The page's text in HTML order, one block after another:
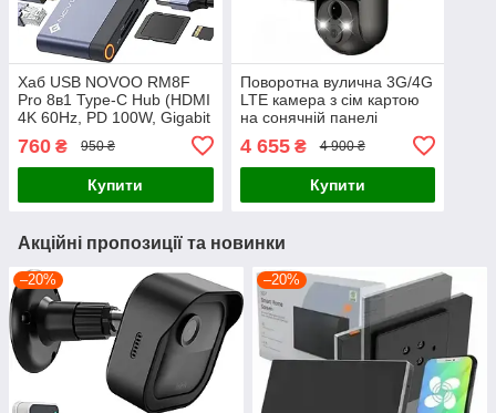
Хаб USB NOVOO RM8F
Pro 8в1 Type-C Hub (HDMI
4K 60Hz, PD 100W, Gigabit
Ethernet, USB 3.2) — Док-
станція
760 ₴ 950 ₴
Купити
Поворотна вулична 3G/4G
LTE камера з сім картою
на сонячній панелі
4 655₴ 4 900 ₴
Купити
Акційні пропозиції та новинки
–20% –20%